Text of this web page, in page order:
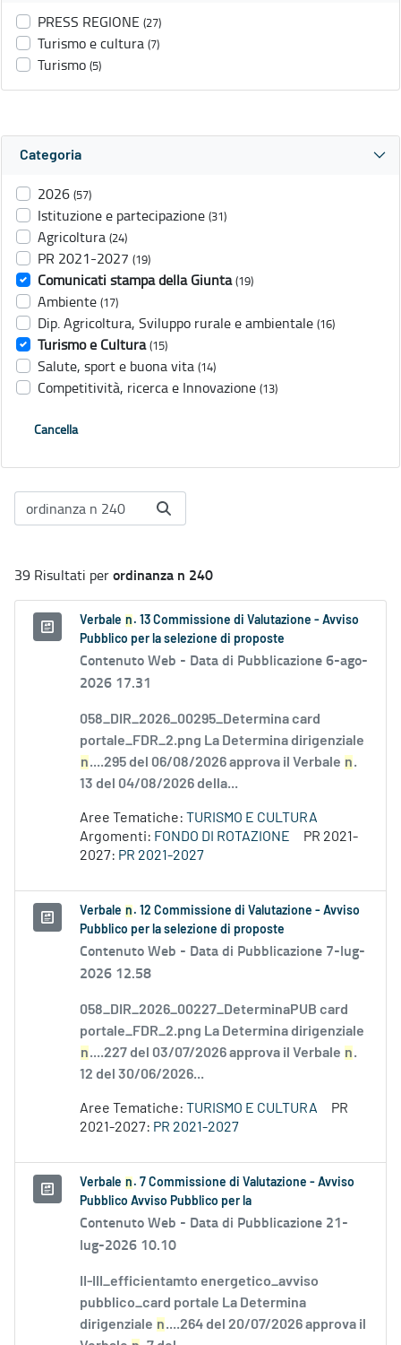
PRESS REGIONE (27)
Turismo e cultura (7)
Turismo (5)
Categoria
2026 (57)
Istituzione e partecipazione (31)
Agricoltura (24)
PR 2021-2027 (19)
Comunicati stampa della Giunta (19)
Ambiente (17)
Dip. Agricoltura, Sviluppo rurale e ambientale (16)
Turismo e Cultura (15)
Salute, sport e buona vita (14)
Competitività, ricerca e Innovazione (13)
Cancella
39 Risultati perordinanza n 240
Verbale n . 13 Commissione di Valutazione - Avviso
Pubblico per la selezione di proposte
Contenuto Web - Data di Pubblicazione 6-ago-
2026 17.31
058_DIR_2026_00295_Determina card
portale_FDR_2.png La Determina dirigenziale
n....295 del 06/08/2026 approva il Verbale n.
13 del 04/08/2026 della...
Aree Tematiche: TURISMO E CULTURA
Argomenti: FONDO DI ROTAZIONE
PR 2021-
2027: PR 2021-2027
Verbale n . 12 Commissione di Valutazione - Avviso
Pubblico per la selezione di proposte
Contenuto Web - Data di Pubblicazione 7-lug-
2026 12.58
058_DIR_2026_00227_DeterminaPUB card
portale_FDR_2.png La Determina dirigenziale
n....227 del 03/07/2026 approva il Verbale n.
12 del 30/06/2026...
Aree Tematiche: TURISMO E CULTURA
PR
2021-2027: PR 2021-2027
Verbale n . 7 Commissione di Valutazione - Avviso
Pubblico Avviso Pubblico per la
Contenuto Web - Data di Pubblicazione 21-
lug-2026 10.10
II-III_efficientamto energetico_avviso
pubblico_card portale La Determina
dirigenziale n....264 del 20/07/2026 approva il